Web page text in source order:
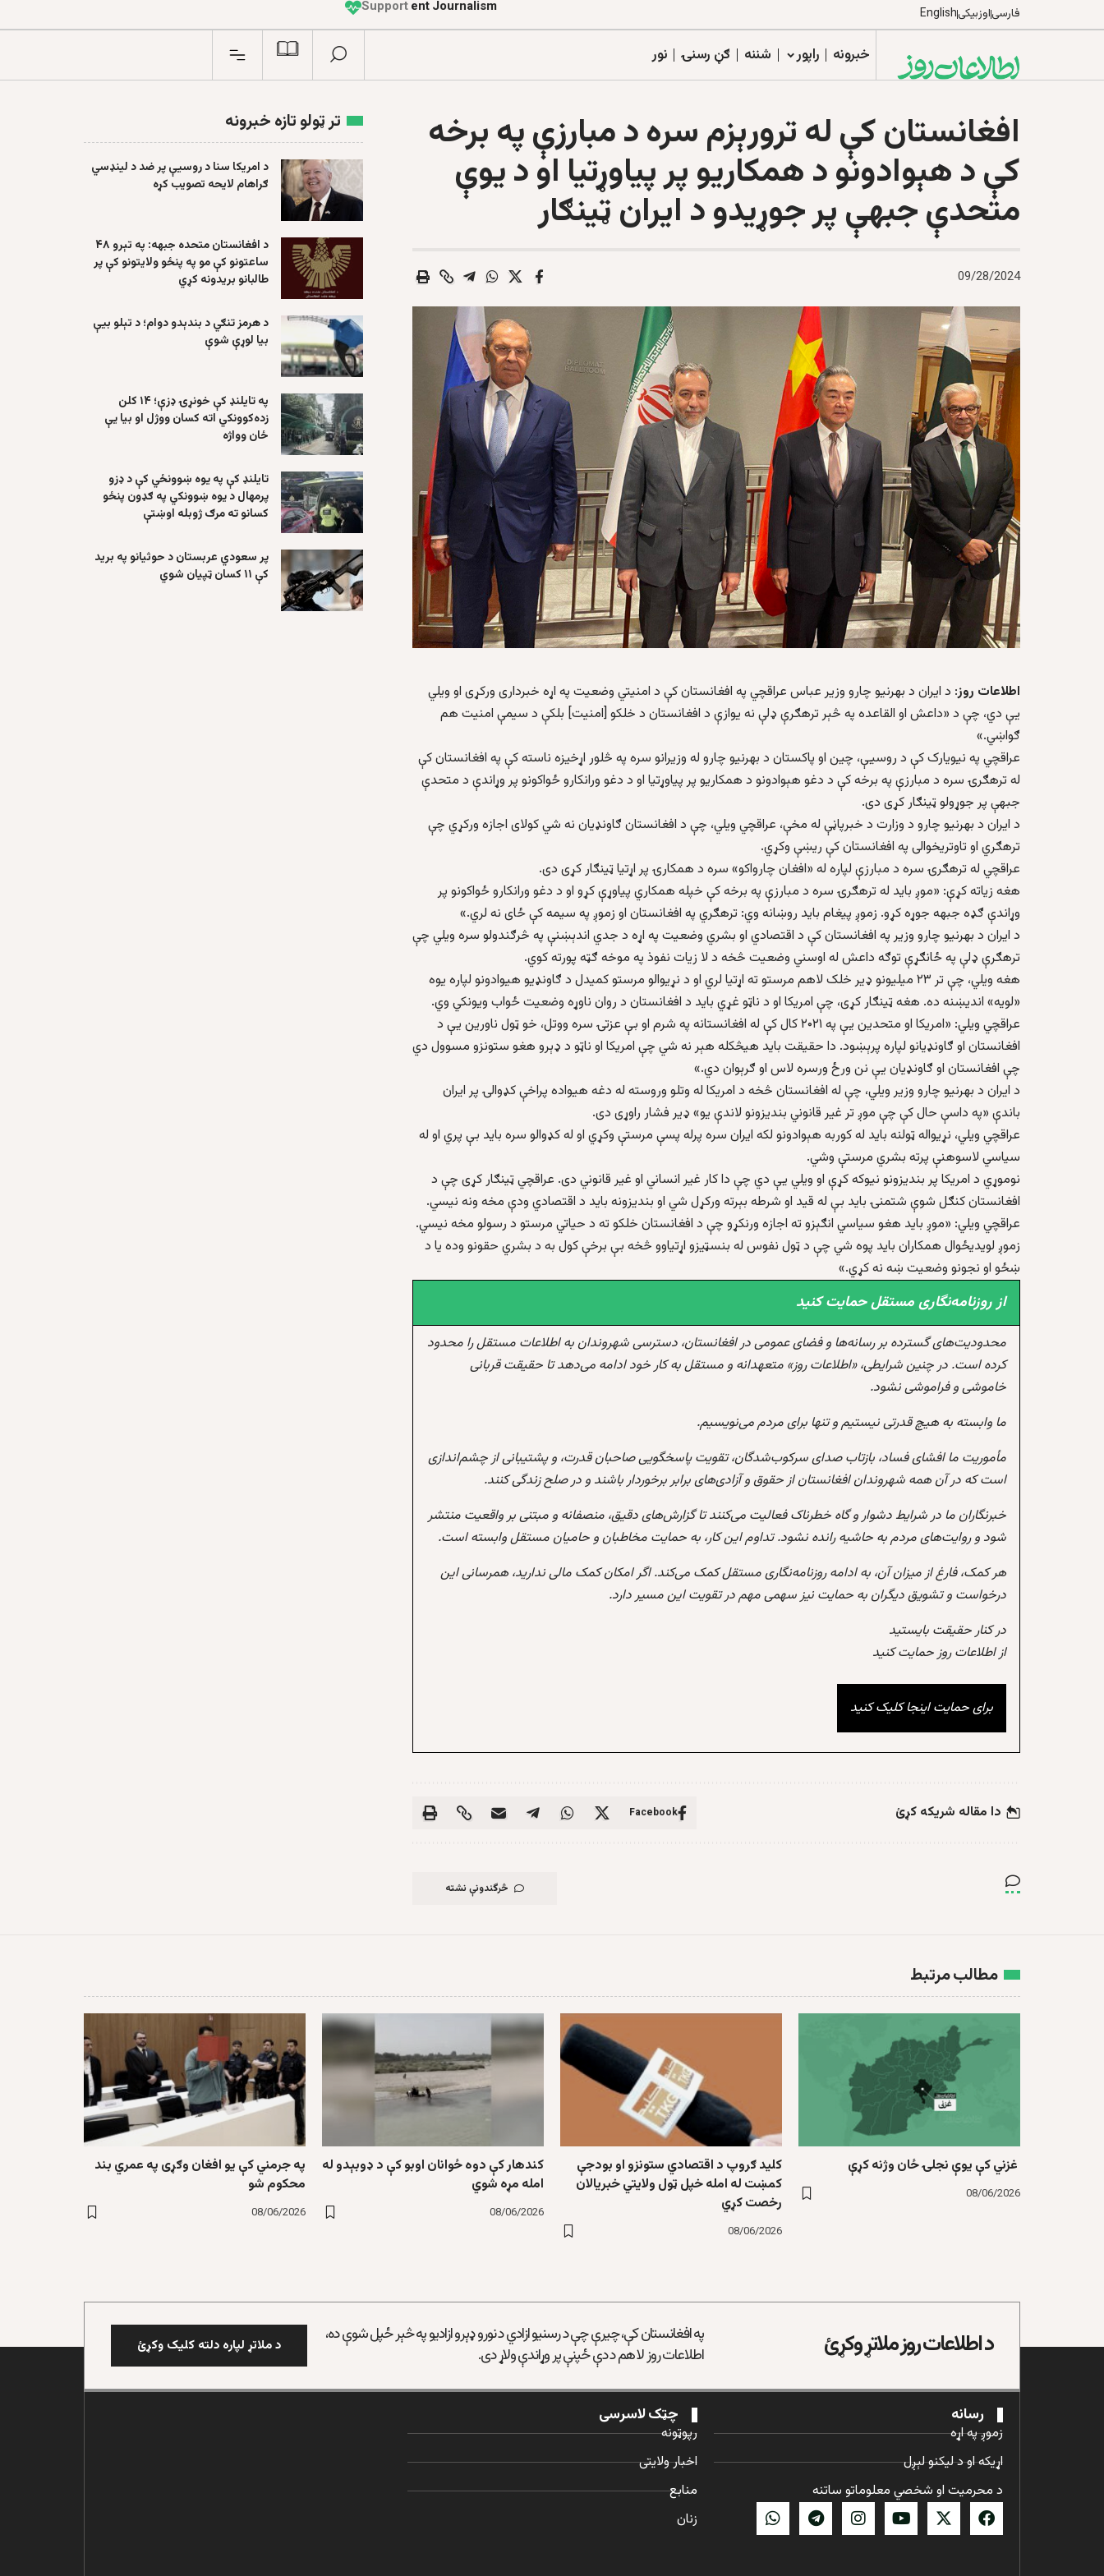
فارسیاوزبیکیEnglish
n
r
u
o
J
t
n
e
d
n
e
p
e
d
n
I Support
خبرونه راپور شننه ګڼ رسنۍ نور
افغانستان کې له ترورېزم سره د مبارزې په برخه
کې د هېوادونو د همکاریو پر پیاوړتیا او د یوې
متحدې جبهې پر جوړیدو د ایران ټینګار
09/28/2024
اطلاعات روز: د ایران د بهرنیو چارو وزیر عباس عراقچي په افغانستان کې د امنیتي وضعیت په اړه خبرداری ورکړی او ویلي
یې دي، چې د «داعش او القاعده په څېر ترهګرې ډلې نه یوازې د افغانستان د خلکو [امنیت] بلکې د سیمې امنیت هم
ګواښي.»
عراقچي په نیویارک کې د روسیې، چین او پاکستان د بهرنیو چارو له وزیرانو سره په څلور اړخیزه ناسته کې په افغانستان کې
له ترهګرۍ سره د مبارزې په برخه کې د دغو هېوادونو د همکاریو پر پیاوړتیا او د دغو ورانکارو ځواکونو پر وړاندې د متحدې
جبهې پر جوړولو ټینګار کړی دی.
د ایران د بهرنیو چارو د وزارت د خبرپاڼې له مخې، عراقچي ویلي، چې د افغانستان ګاونډیان نه شي کولای اجازه ورکړي چې
ترهګري او تاوتریخوالی په افغانستان کې ریښې وکړي.
عراقچي له ترهګرۍ سره د مبارزې لپاره له «افغان چارواکو» سره د همکارۍ پر اړتیا ټینګار کړی دی.
هغه زیاته کړې: «موږ باید له ترهګرۍ سره د مبارزې په برخه کې خپله همکاري پیاوړې کړو او د دغو ورانکارو ځواکونو پر
وړاندې ګډه جبهه جوړه کړو. زموږ پیغام باید روښانه وي: ترهګري په افغانستان او زموږ په سیمه کې ځای نه لري.»
د ایران د بهرنیو چارو وزیر په افغانستان کې د اقتصادي او بشري وضعیت په اړه د جدي اندېښنې په څرګندولو سره ویلي چې
ترهګرې ډلې په ځانګړې توګه داعش له اوسني وضعیت څخه د لا زیات نفوذ په موخه ګټه پورته کوي.
هغه ویلي، چې تر ۲۳ میلیونو ډیر خلک لاهم مرستو ته اړتیا لري او د نړیوالو مرستو کمیدل د ګاونډیو هیوادونو لپاره یوه
«لویه» اندیښنه ده. هغه ټینګار کړی، چې امریکا او د ناټو غړي باید د افغانستان د روان ناوړه وضعیت ځواب ویونکي وي.
عراقچي ویلي: «امریکا او متحدین یې په ۲۰۲۱ کال کې له افغانستانه په شرم او بې عزتۍ سره ووتل، خو ټول ناورین یې د
افغانستان او ګاونډیانو لپاره پرېښود. دا حقيقت بايد هيڅکله هېر نه شي چې امريکا او ناټو د ډېرو هغو ستونزو مسوول دي
چې افغانستان او ګاونډيان يې نن ورځ ورسره لاس او ګرېوان دي.»
د ایران د بهرنیو چارو وزیر ویلي، چې له افغانستان څخه د امریکا له وتلو وروسته له دغه هیواده پراخې کډوالۍ پر ایران
باندې «په داسې حال کې چې موږ تر غیر قانوني بندیزونو لاندې یو» ډیر فشار راوړی دی.
عراقچي ویلي، نړیواله ټولنه باید له کوربه هېوادونو لکه ایران سره پرله پسې مرستې وکړي او له کډوالو سره باید بې پري او له
سیاسي لاسوهنې پرته بشري مرستې وشي.
نوموړي د امريکا پر بنديزونو نيوکه کړې او ويلي يې دي چې دا کار غير انساني او غير قانوني دی. عراقچي ټینګار کړی چې د
افغانستان کنګل شوې شتمنۍ باید بې له قید او شرطه بېرته ورکړل شي او بندیزونه باید د اقتصادي ودې مخه ونه نیسي.
عراقچي ویلي: «موږ باید هغو سیاسي انګېزو ته اجازه ورنکړو چې د افغانستان خلکو ته د حیاتي مرستو د رسولو مخه نیسي.
زموږ لویدیځوال همکاران باید پوه شي چې د ټول نفوس له بنسټیزو اړتیاوو څخه بې برخې کول به د بشري حقونو وده یا د
ښځو او نجونو وضعیت ښه نه کړي.»
از روزنامه‌نگاری مستقل حمایت کنید
محدودیت‌های گسترده بر رسانه‌ها و فضای عمومی در افغانستان، دسترسی شهروندان به اطلاعات مستقل را محدود
کرده است. در چنین شرایطی، «اطلاعات روز» متعهدانه و مستقل به کار خود ادامه می‌دهد تا حقیقت قربانی
خاموشی و فراموشی نشود.
ما وابسته به هیچ قدرتی نیستیم و تنها برای مردم می‌نویسیم.
مأموریت ما افشای فساد، بازتاب صدای سرکوب‌شدگان، تقویت پاسخگویی صاحبان قدرت، و پشتیبانی از چشم‌اندازی
است که در آن همه شهروندان افغانستان از حقوق و آزادی‌های برابر برخوردار باشند و در صلح زندگی کنند.
خبرنگاران ما در شرایط دشوار و گاه خطرناک فعالیت می‌کنند تا گزارش‌های دقیق، منصفانه و مبتنی بر واقعیت منتشر
شود و روایت‌های مردم به حاشیه رانده نشود. تداوم این کار، به حمایت مخاطبان و حامیان مستقل وابسته است.
هر کمک، فارغ از میزان آن، به ادامه روزنامه‌نگاری مستقل کمک می‌کند. اگر امکان کمک مالی ندارید، همرسانی این
درخواست و تشویق دیگران به حمایت نیز سهمی مهم در تقویت این مسیر دارد.
در کنار حقیقت بایستید
از اطلاعات روز حمایت کنید
برای حمایت اینجا کلیک کنید
دا مقاله شریکه کړئ Facebook
څرگندونې نشته
تر ټولو تازه خبرونه
د امریکا سنا د روسیې پر ضد د لینډسي
ګراهام لایحه تصویب کړه
د افغانستان متحده جبهه: په تېرو ۴۸
ساعتونو کې مو په پنځو ولایتونو کې پر
طالبانو بریدونه کړي
د هرمز تنګي د بندېدو دوام؛ د تېلو بیې
بیا لوړې شوې
په تایلنډ کې خونړۍ ډزې؛ ۱۴ کلن
زده‌کوونکي اته کسان ووژل او بیا یې
ځان وواژه
تایلنډ کې په یوه ښوونځي کې د ډزو
پرمهال د یوه ښوونکي په ګډون پنځو
کسانو ته مرګ ژوبله اوښتې
پر سعودي عربستان د حوثیانو په برید
کې ۱۱ کسان ټپیان شوي
مطالب مرتبط
غزني کې یوې نجلۍ ځان وژنه کړې
08/06/2026
کلید ګروپ د اقتصادي ستونزو او بودجې
کمښت له امله خپل ټول ولایتي خبریالان
رخصت کړي
08/06/2026
کندهار کې دوه ځوانان اوبو کې د ډوبېدو له
امله مړه شوي
08/06/2026
په جرمني کې یو افغان وګړی په عمري بند
محکوم شو
08/06/2026
د اطلاعات روز ملاتړ وکړئ
په افغانستان کې، چیرې چې د رسنیو ازادي د نورو ډېرو ازادیو په څېر ځپل شوې ده،
اطلاعات روز لا هم د دې ځپنې پر وړاندې ولاړ دی.
د ملاتړ لپاره دلته کلیک وکړئ
رسانه
زموږ په اړه
اړیکه او د لیکنو لېږل
د محرمیت او شخصي معلوماتو ساتنه
چټک لاسرسی
رپوټونه
اخبار ولایتی
منابع
زنان